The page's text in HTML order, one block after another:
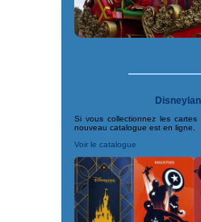
Si vous collectionnez les
nouveau catalogue est en ligne.
Voir le catalogue